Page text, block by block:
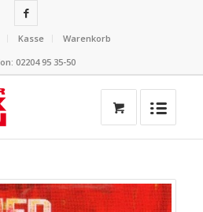
Kasse
Warenkorb
02204 95 35-50